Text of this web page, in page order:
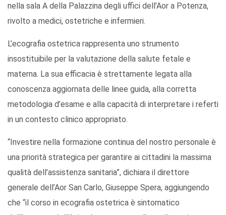
nella sala A della Palazzina degli uffici dell’Aor a Potenza,
rivolto a medici, ostetriche e infermieri.
L’ecografia ostetrica rappresenta uno strumento
insostituibile per la valutazione della salute fetale e
materna. La sua efficacia è strettamente legata alla
conoscenza aggiornata delle linee guida, alla corretta
metodologia d’esame e alla capacità di interpretare i referti
in un contesto clinico appropriato.
“Investire nella formazione continua del nostro personale è
una priorità strategica per garantire ai cittadini la massima
qualità dell’assistenza sanitaria”, dichiara il direttore
generale dell’Aor San Carlo, Giuseppe Spera, aggiungendo
che “il corso in ecografia ostetrica è sintomatico